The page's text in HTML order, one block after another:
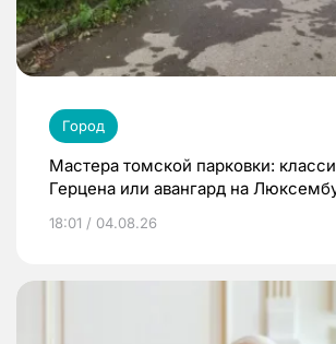
Город
Мастера томской парковки:
Герцена или авангард на
18:01 / 04.08.26